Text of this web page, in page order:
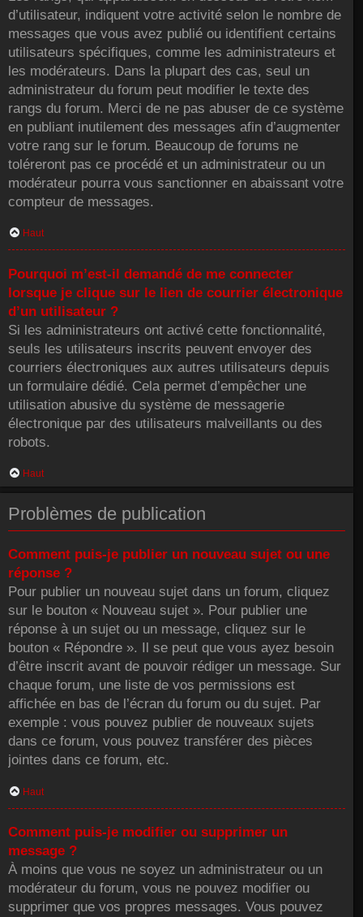
d’utilisateur, indiquent votre activité selon le nombre de
messages que vous avez publié ou identifient certains
utilisateurs spécifiques, comme les administrateurs et
les modérateurs. Dans la plupart des cas, seul un
administrateur du forum peut modifier le texte des
rangs du forum. Merci de ne pas abuser de ce système
en publiant inutilement des messages afin d’augmenter
votre rang sur le forum. Beaucoup de forums ne
toléreront pas ce procédé et un administrateur ou un
modérateur pourra vous sanctionner en abaissant votre
compteur de messages.
Haut
Pourquoi m’est-il demandé de me connecter
lorsque je clique sur le lien de courrier électronique
d’un utilisateur ?
Si les administrateurs ont activé cette fonctionnalité,
seuls les utilisateurs inscrits peuvent envoyer des
courriers électroniques aux autres utilisateurs depuis
un formulaire dédié. Cela permet d’empêcher une
utilisation abusive du système de messagerie
électronique par des utilisateurs malveillants ou des
robots.
Haut
Problèmes de publication
Comment puis-je publier un nouveau sujet ou une
réponse ?
Pour publier un nouveau sujet dans un forum, cliquez
sur le bouton « Nouveau sujet ». Pour publier une
réponse à un sujet ou un message, cliquez sur le
bouton « Répondre ». Il se peut que vous ayez besoin
d’être inscrit avant de pouvoir rédiger un message. Sur
chaque forum, une liste de vos permissions est
affichée en bas de l’écran du forum ou du sujet. Par
exemple : vous pouvez publier de nouveaux sujets
dans ce forum, vous pouvez transférer des pièces
jointes dans ce forum, etc.
Haut
Comment puis-je modifier ou supprimer un
message ?
À moins que vous ne soyez un administrateur ou un
modérateur du forum, vous ne pouvez modifier ou
supprimer que vos propres messages. Vous pouvez